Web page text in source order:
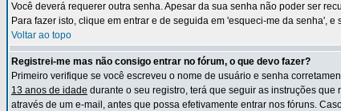
Você deverá requerer outra senha. Apesar da sua senha não poder ser
Para fazer isto, clique em entrar e de seguida em 'esqueci-me da senha',
Voltar ao topo
Registrei-me mas não consigo entrar no fórum, o que devo fazer?
Primeiro verifique se você escreveu o nome de usuário e senha
13 anos de idade durante o seu registro, terá que seguir as instruções
através de um e-mail, antes que possa efetivamente entrar nos fóruns.